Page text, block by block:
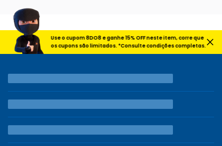
Use o cupom 8DO8 e ganhe 15% OFF neste item, corre que
os cupons são limitados. *Consulte condições completas.